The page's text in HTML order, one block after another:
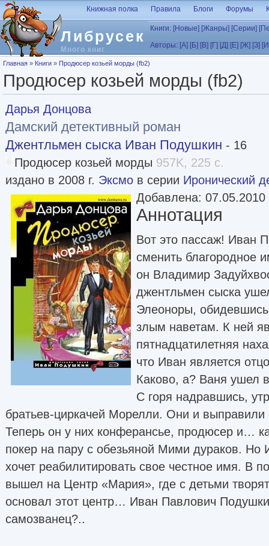
Перейти к основному содержанию
Либрусек
Много книг
Книжная полка Правила Блоги Форумы
Книги: [Новые] [Жанры] [Серии]
Авторы: [А] [Б] [В] [Г] [Д] [Е] [Ж] [З]
Вы здесь
Главная » Книги » Продюсер козьей морды (fb2)
Продюсер козьей морды (fb2)
Дарья Донцова
Дамский детективный роман
Джентльмен сыска Иван Подушкин - 16
Продюсер козьей морды 957K, 225 с.
издано в 2008 г. Эксмо в серии Иронический
Добавлена: 07.05.2010
Аннотация
Вот это пассаж! Иван
сменить благородное
он Владимир
джентльмен сыска
Элеоноры,
злым наветам. К ней
пятнадцатилетняя
что Иван является
Каково, а? Ваня ушел
С горя надравшись,
братьев-циркачей Морелли. Они и выправили
Теперь он у них конферансье, продюсер и…
покер на пару с обезьяной Мими дураков. Но
хочет реабилитировать свое честное имя. В
вышел на Центр «Мария», где с детьми
основал этот центр… Иван Павлович
самозванец?..